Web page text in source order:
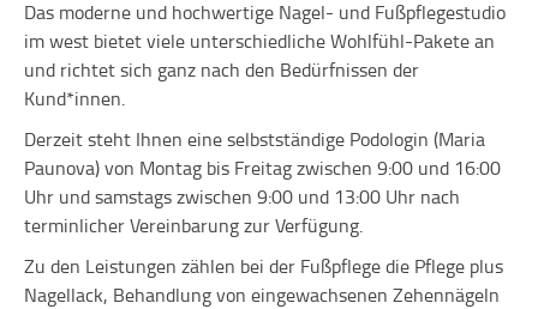
Das moderne und hochwertige Nagel- und Fußpflegestudio
im west bietet viele unterschiedliche Wohlfühl-Pakete an
und richtet sich ganz nach den Bedürfnissen der
Kund*innen.
Derzeit steht Ihnen eine selbstständige Podologin (Maria
Paunova) von Montag bis Freitag zwischen 9:00 und 16:00
Uhr und samstags zwischen 9:00 und 13:00 Uhr nach
terminlicher Vereinbarung zur Verfügung.
Zu den Leistungen zählen bei der Fußpflege die Pflege plus
Nagellack, Behandlung von eingewachsenen Zehennägeln